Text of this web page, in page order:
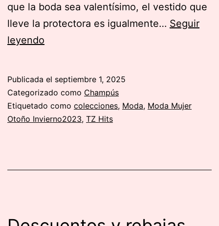
que la boda sea valentísimo, el vestido que
lleve la protectora es igualmente… Seguir
leyendo
Rosa
Clará
Publicada el septiembre 1, 2025
Categorizado como Champús
Etiquetado como colecciones, Moda, Moda Mujer
Otoño Invierno2023, TZ Hits